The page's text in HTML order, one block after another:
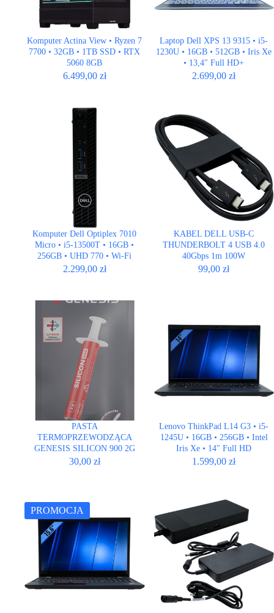
Komputer Actina View • Ryzen 7
7700 • 32GB • 1TB SSD • RTX
5060 8GB
6.499,00 zł
Laptop Dell XPS 13 9315 • i5-
1230U • 16GB • 512GB • Iris Xe
• 13,4″ Full HD+
2.699,00zł
Komputer Dell Optiplex 7010
Micro • i5-13500T • 16GB •
256GB • UHD 770 • Wi-Fi
2.299,00 zł
KABEL DELL USB-C
THUNDERBOLT 4 USB 4.0
40Gbps 1m 100W
99,00zł
PASTA
TERMOPRZEWODZĄCA
GENESIS SILICON 900 2G
30,00 zł
Lenovo ThinkPad L14 G3 • i5-
1245U • 16GB • 256GB • Intel
Iris Xe • 14″ Full HD
1.599,00zł
PROMOCJA